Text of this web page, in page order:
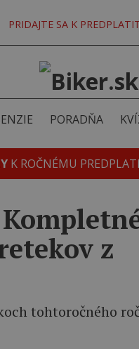
PRIDAJTE SA K
PORADŇA
K ROČNÉMU
z
tohtoročného